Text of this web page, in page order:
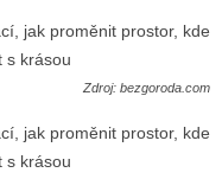
Zdroj: bezgoroda.com